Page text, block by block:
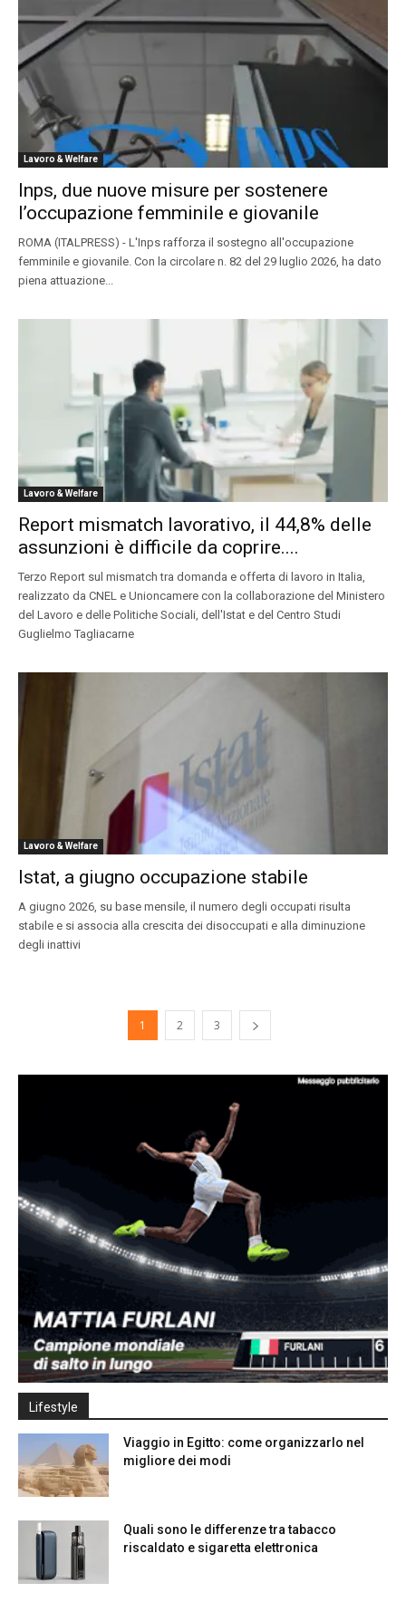
Lavoro & Welfare
Inps, due nuove misure per sostenere
l’occupazione femminile e giovanile
ROMA (ITALPRESS) - L'Inps rafforza il sostegno all'occupazione
femminile e giovanile. Con la circolare n. 82 del 29 luglio 2026, ha dato
piena attuazione...
Lavoro & Welfare
Report mismatch lavorativo, il 44,8% delle
assunzioni è difficile da coprire....
Terzo Report sul mismatch tra domanda e offerta di lavoro in Italia,
realizzato da CNEL e Unioncamere con la collaborazione del Ministero
del Lavoro e delle Politiche Sociali, dell'Istat e del Centro Studi
Guglielmo Tagliacarne
Lavoro & Welfare
Istat, a giugno occupazione stabile
A giugno 2026, su base mensile, il numero degli occupati risulta
stabile e si associa alla crescita dei disoccupati e alla diminuzione
degli inattivi
1 2 3
Lifestyle
Viaggio in Egitto: come organizzarlo nel
migliore dei modi
Quali sono le differenze tra tabacco
riscaldato e sigaretta elettronica